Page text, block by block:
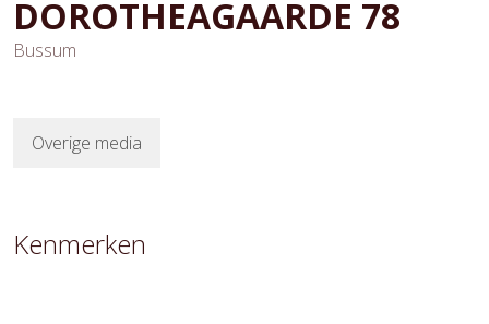
DOROTHEAGAARDE 78
Bussum
Overige media
Kenmerken